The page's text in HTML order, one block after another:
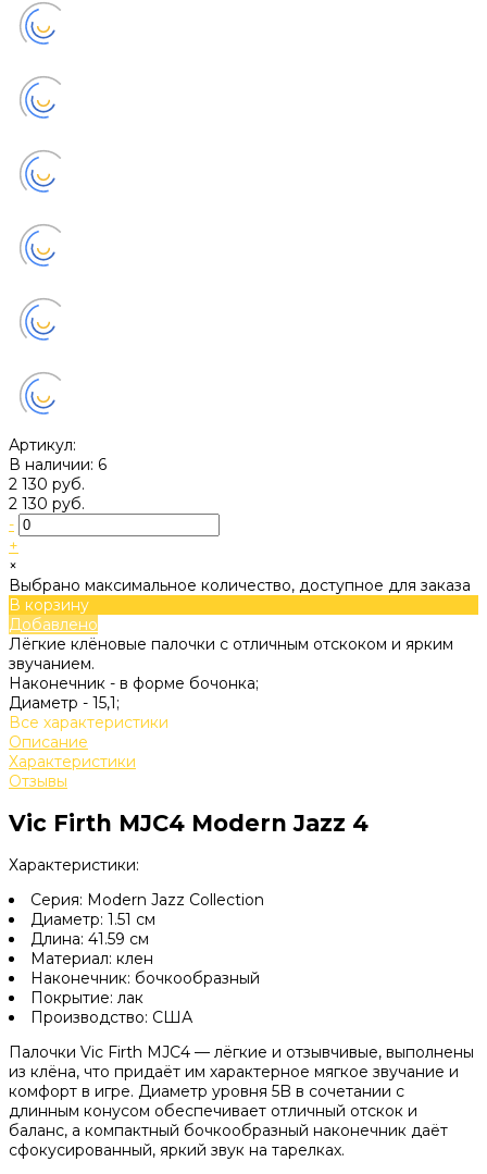
Артикул:
В наличии: 6
2 130 руб.
2 130 руб.
-
+
×
Выбрано максимальное количество, доступное для заказа
В корзину
Добавлено
Лёгкие клёновые палочки с отличным отскоком и ярким
звучанием.
Наконечник - в форме бочонка;
Диаметр - 15,1;
Все характеристики
Описание
Характеристики
Отзывы
Vic Firth MJC4 Modern Jazz 4
Характеристики:
Серия: Modern Jazz Collection
Диаметр: 1.51 см
Длина: 41.59 см
Материал: клен
Наконечник: бочкообразный
Покрытие: лак
Производство: США
Палочки Vic Firth MJC4 — лёгкие и отзывчивые, выполнены
из клёна, что придаёт им характерное мягкое звучание и
комфорт в игре. Диаметр уровня 5B в сочетании с
длинным конусом обеспечивает отличный отскок и
баланс, а компактный бочкообразный наконечник даёт
сфокусированный, яркий звук на тарелках.